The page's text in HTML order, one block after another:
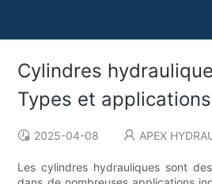
Cylindres
Types et applications
2025-04-08 APEX
Les cylindres hydrauliques sont